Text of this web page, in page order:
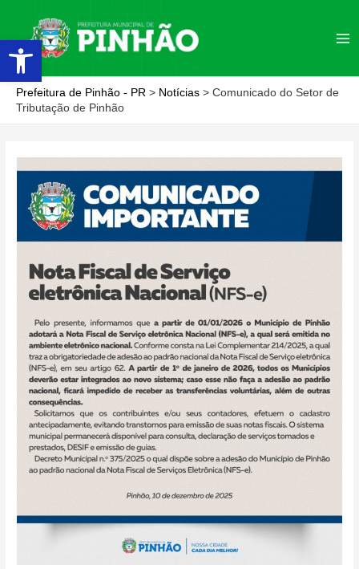
Abrir a barra de ferramentas
conteúdo
Prefeitura de Pinhão - PR > Notícias > Comunicado do Setor de
Tributação de Pinhão